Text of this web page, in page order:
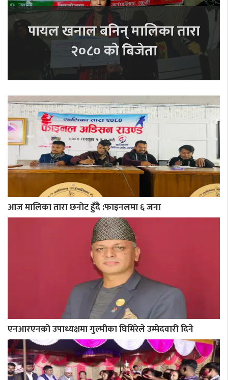
पायल खनाल बनिन् मालिका तारा
२०८० को बिजेता
आज मालिका तारा छनोट हुँदै :फाइनलमा ६ जना
एनआरएनको उपाध्यक्षमा गुल्मीका घिमिरेले उम्मेदवारी दिने